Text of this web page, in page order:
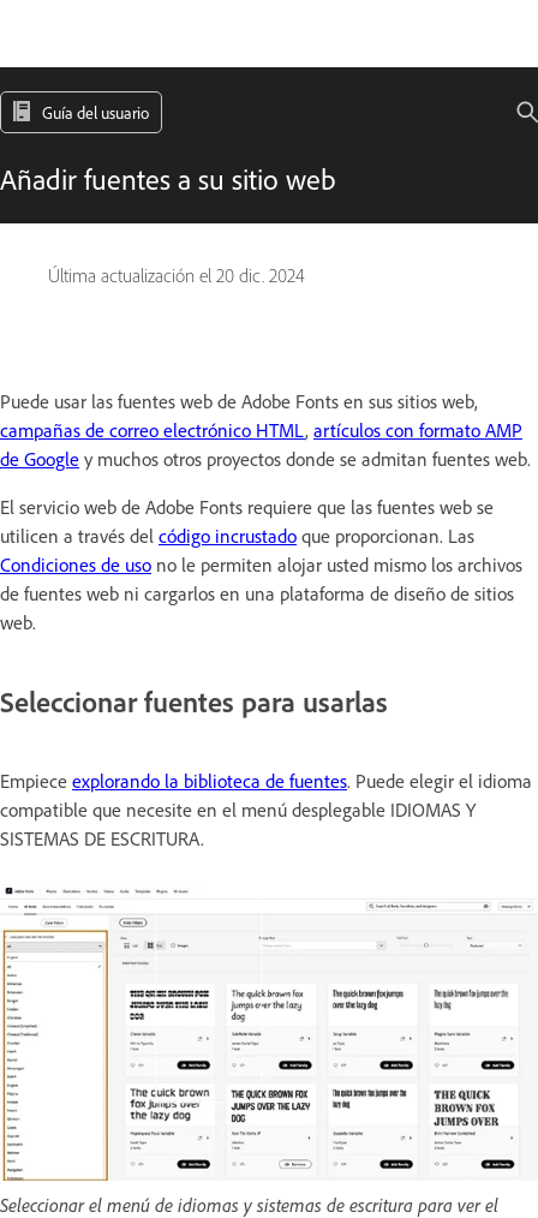
Guía del usuario
Añadir fuentes a su sitio web
Última actualización el 20 dic. 2024
Puede usar las fuentes web de Adobe Fonts en sus sitios web,
campañas de correo electrónico HTML, artículos con formato AMP
de Google y muchos otros proyectos donde se admitan fuentes web.
El servicio web de Adobe Fonts requiere que las fuentes web se
utilicen a través del código incrustado que proporcionan. Las
Condiciones de uso no le permiten alojar usted mismo los archivos
de fuentes web ni cargarlos en una plataforma de diseño de sitios
web.
Seleccionar fuentes para usarlas
Empiece explorando la biblioteca de fuentes. Puede elegir el idioma
compatible que necesite en el menú desplegable IDIOMAS Y
SISTEMAS DE ESCRITURA.
Seleccionar el menú de idiomas y sistemas de escritura para ver el